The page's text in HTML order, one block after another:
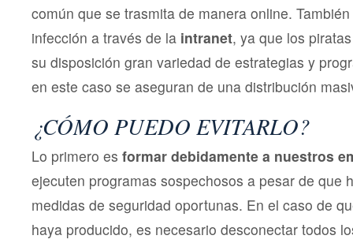
común que se trasmita de manera online.
infección a través de la intranet, ya que los
su disposición gran variedad de estrategias y
en este caso se aseguran de una distribución
¿CÓMO PUEDO EVITARLO?
Lo primero es formar debidamente a nuestros
ejecuten programas sospechosos a pesar de que
medidas de seguridad oportunas. En el caso de
haya producido, es necesario desconectar todos